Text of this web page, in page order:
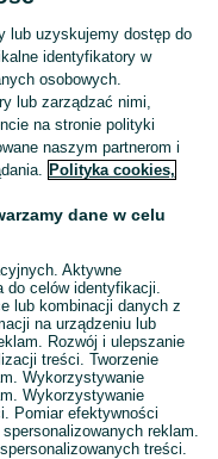
lub uzyskujemy dostęp do
identyfikatory w
osobowych.
lub zarządzać nimi,
na stronie polityki
naszym partnerom i
Polityka cookies,
dane w celu
Aktywne
do celów identyfikacji.
lub kombinacji danych z
na urządzeniu lub
Rozwój i ulepszanie
treści. Tworzenie
Wykorzystywanie
Wykorzystywanie
Pomiar efektywności
reklam.
treści.